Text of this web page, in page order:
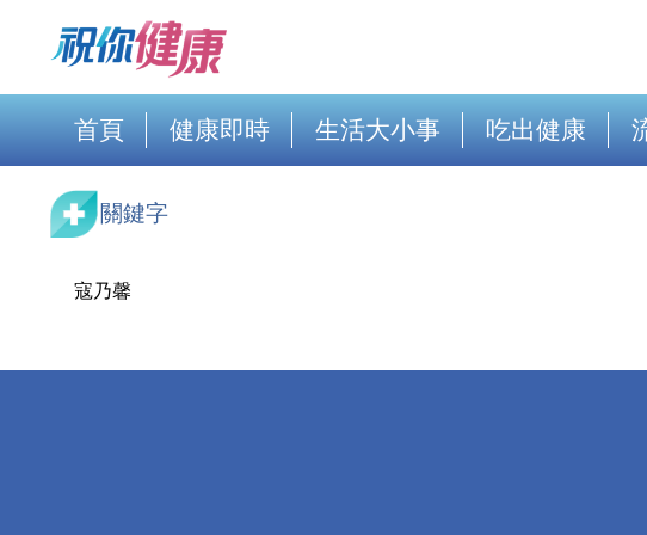
首頁 健康即時 生活大小事 吃出健康
關鍵字
寇乃馨